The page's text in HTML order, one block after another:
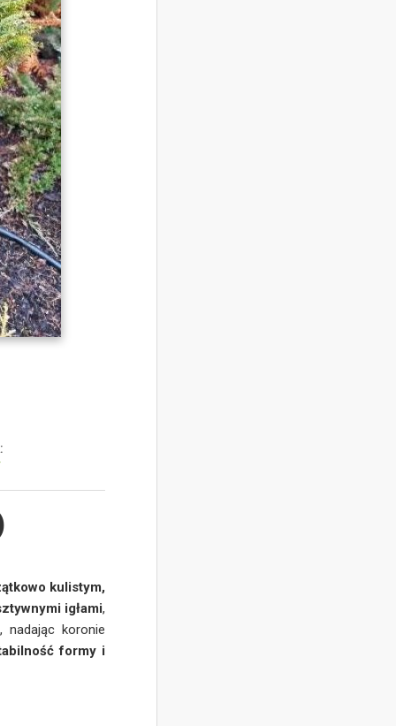
kulistym,
igłami,
, nadając koronie
formy i